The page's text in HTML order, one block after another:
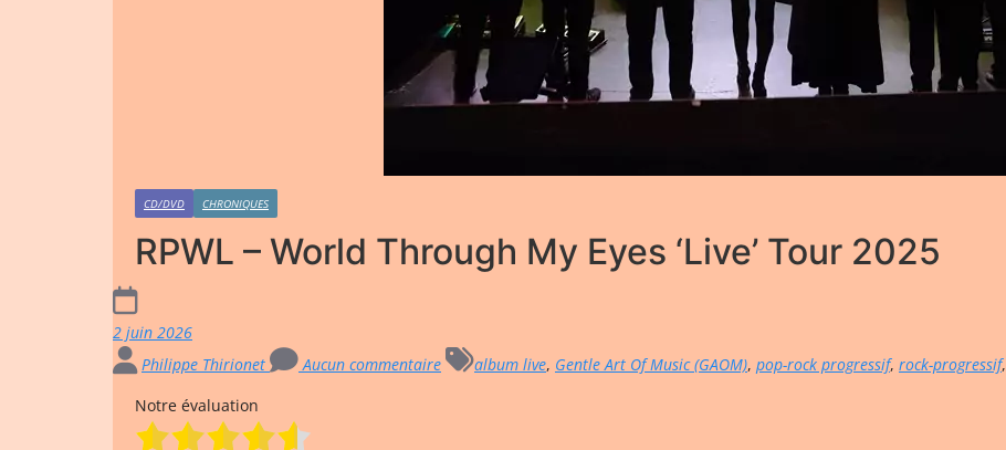
CD/DVD CHRONIQUES
RPWL – World Through My Eyes ‘Live’ Tour 2025
2 juin 2026
Philippe Thirionet
Aucun commentaire album live, Gentle Art Of Music (GAOM), pop-rock progressif, rock-progressif,
Notre évaluation